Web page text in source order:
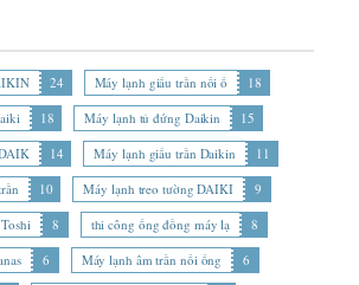
24 Máy lạnh giấu trần nối ố
18
18 Máy lạnh tủ đứng Daikin
15
14 Máy lạnh giấu trần Daikin
11
10 Máy lạnh treo tường DAIKI
9
8 thi công ống đồng máy lạ
8
6 Máy lạnh âm trần nối ống
6